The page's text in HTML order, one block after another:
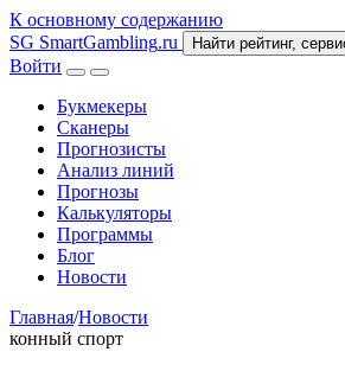
К основному содержанию
SG SmartGambling.ru Найти рейтинг,
Войти
Букмекеры
Сканеры
Прогнозисты
Анализ линий
Прогнозы
Калькуляторы
Программы
Блог
Новости
Главная/Новости
конный спорт